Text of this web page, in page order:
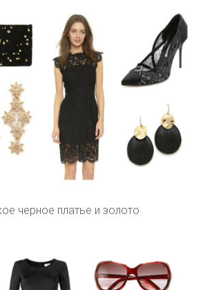
черное платье и золото